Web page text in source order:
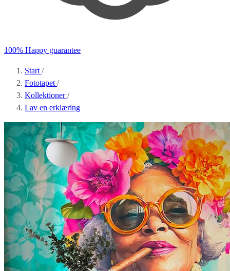
100% Happy guarantee
Start /
Fototapet /
Kollektioner/
Lav en erklæring